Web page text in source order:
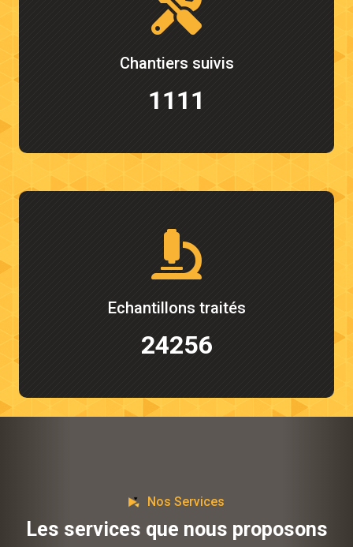
Chantiers suivis
1111
Echantillons traités
24256
Nos Services
Les services que nous proposons